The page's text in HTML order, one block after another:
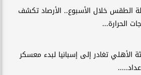
الطقس خلال الأسبوع.. الأرصاد تكشف
الحرارة...
الأهلي تغادر إلى إسبانيا لبدء معسكر